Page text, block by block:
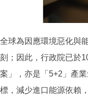
全球為因應環境惡化與
刻；因此，行政院已於
案」，亦是「5+2」產
標，減少進口能源依賴